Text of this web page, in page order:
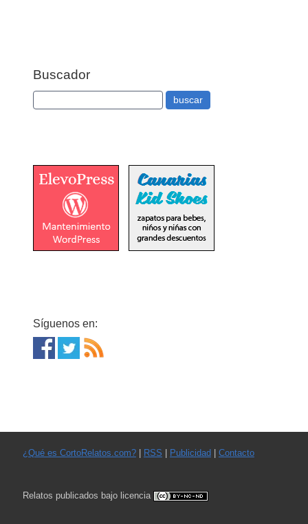
Buscador
Síguenos en:
¿Qué es CortoRelatos.com?| RSS Publicidad Contacto
Relatos publicados bajo licencia